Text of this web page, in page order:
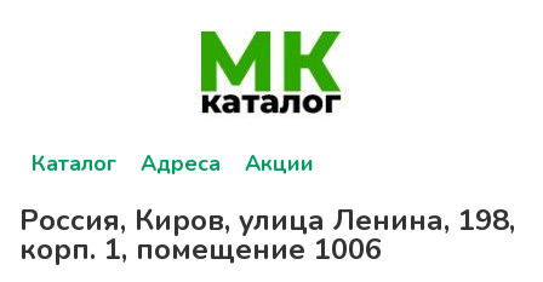
Каталог Адреса Акции
Россия, Киров, улица Ленина, 198,
корп. 1, помещение 1006